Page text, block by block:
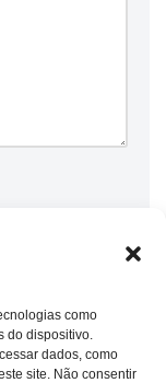
como
do dispositivo.
dados, como
site. Não consentir